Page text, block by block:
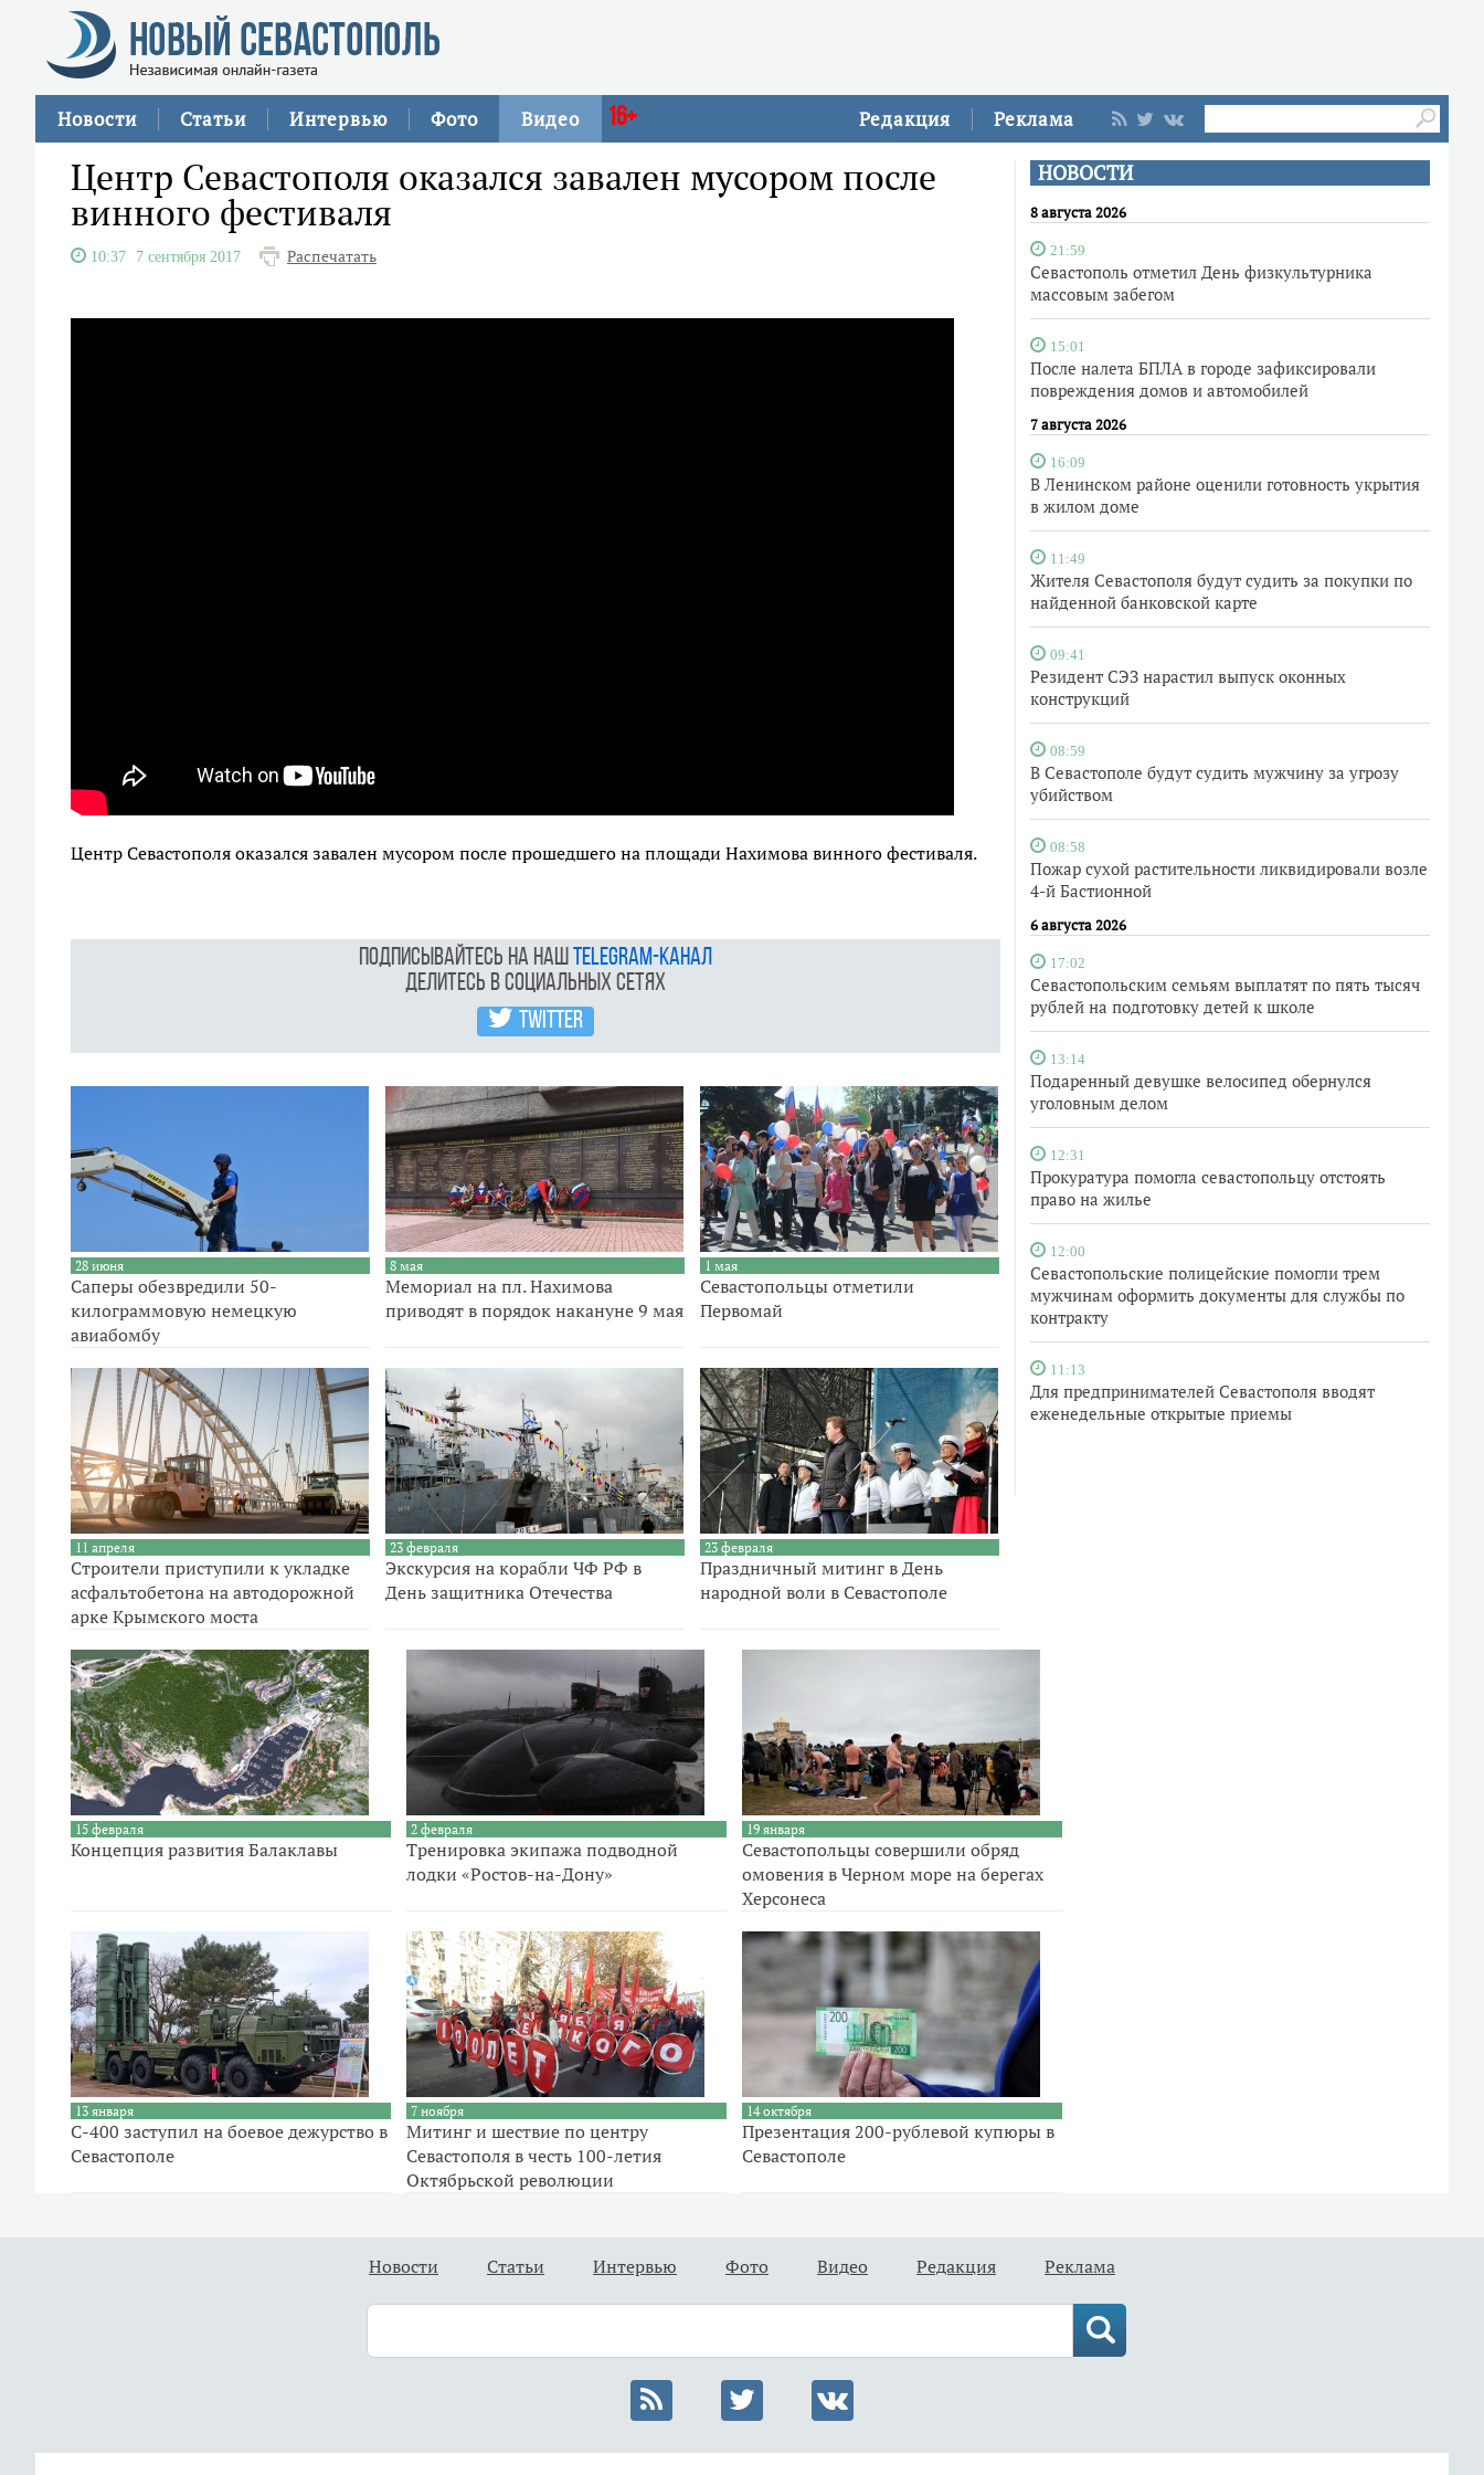
Редакция Реклама
Новости Статьи Интервью Фото Видео 16+
НОВОСТИ
8 августа 2026
21:59
Севастополь отметил День физкультурника
массовым забегом
15:01
После налета БПЛА в городе зафиксировали
повреждения домов и автомобилей
7 августа 2026
16:09
В Ленинском районе оценили готовность укрытия
в жилом доме
11:49
Жителя Севастополя будут судить за покупки по
найденной банковской карте
09:41
Резидент СЭЗ нарастил выпуск оконных
конструкций
08:59
В Севастополе будут судить мужчину за угрозу
убийством
08:58
Пожар сухой растительности ликвидировали возле
4-й Бастионной
6 августа 2026
17:02
Севастопольским семьям выплатят по пять тысяч
рублей на подготовку детей к школе
13:14
Подаренный девушке велосипед обернулся
уголовным делом
12:31
Прокуратура помогла севастопольцу отстоять
право на жилье
12:00
Севастопольские полицейские помогли трем
мужчинам оформить документы для службы по
контракту
11:13
Для предпринимателей Севастополя вводят
еженедельные открытые приемы
Центр Севастополя оказался завален мусором после
винного фестиваля
10:37 7 сентября 2017 Распечатать
Центр Севастополя оказался завален мусором после прошедшего на площади Нахимова винного фестиваля.
Подписывайтесь на наш telegram-канал
Делитесь в социальных сетях
TWITTER
28 июня
Саперы обезвредили 50-
килограммовую немецкую
авиабомбу
8 мая
Мемориал на пл. Нахимова
приводят в порядок накануне 9 мая
1 мая
Севастопольцы отметили
Первомай
11 апреля
Строители приступили к укладке
асфальтобетона на автодорожной
арке Крымского моста
23 февраля
Экскурсия на корабли ЧФ РФ в
День защитника Отечества
23 февраля
Праздничный митинг в День
народной воли в Севастополе
15 февраля
Концепция развития Балаклавы
2 февраля
Тренировка экипажа подводной
лодки «Ростов-на-Дону»
19 января
Cевастопольцы совершили обряд
омовения в Черном море на берегах
Херсонеса
13 января
С-400 заступил на боевое дежурство в
Севастополе
7 ноября
Митинг и шествие по центру
Севастополя в честь 100-летия
Октябрьской революции
14 октября
Презентация 200-рублевой купюры в
Севастополе
Новости Статьи Интервью Фото Видео Редакция Реклама